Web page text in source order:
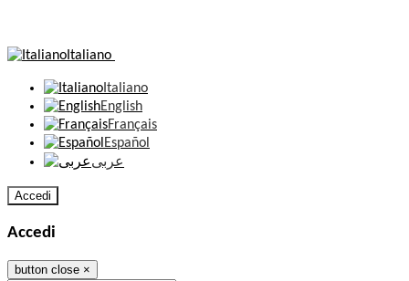
Italiano
Italiano
English
Français
Español
عربى
Accedi
Accedi
button close ×